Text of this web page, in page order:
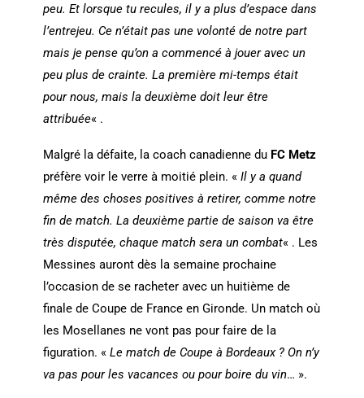
peu. Et lorsque tu recules, il y a plus d’espace dans
l’entrejeu. Ce n’était pas une volonté de notre part
mais je pense qu’on a commencé à jouer avec un
peu plus de crainte. La première mi-temps était
pour nous, mais la deuxième doit leur être
attribuée« .
Malgré la défaite, la coach canadienne du FC Metz
préfère voir le verre à moitié plein. « Il y a quand
même des choses positives à retirer, comme notre
fin de match. La deuxième partie de saison va être
très disputée, chaque match sera un combat« . Les
Messines auront dès la semaine prochaine
l’occasion de se racheter avec un huitième de
finale de Coupe de France en Gironde. Un match où
les Mosellanes ne vont pas pour faire de la
figuration. « Le match de Coupe à Bordeaux ? On n’y
va pas pour les vacances ou pour boire du vin… ».